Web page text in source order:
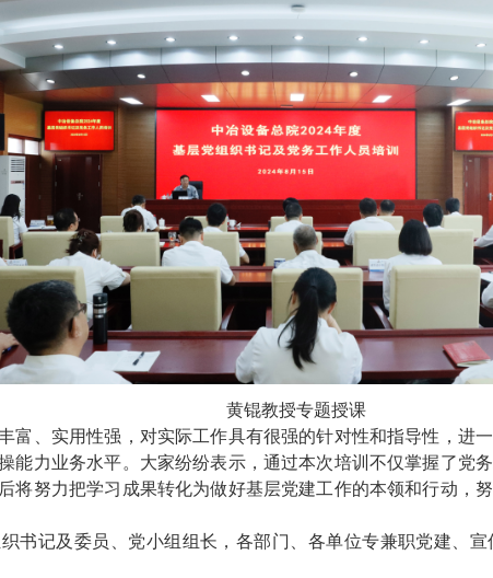
黄锟教授专题授课
富、实用性强，对实际工作具有很强的针对性和指导性，进
能力业务水平。大家纷纷表示，通过本次培训不仅掌握了党
将努力把学习成果转化为做好基层党建工作的本领和行动，
书记及委员、党小组组长，各部门、各单位专兼职党建、